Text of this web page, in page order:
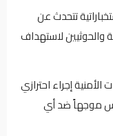
تتحدث عن
والحوثيين لاستهداف
إجراء احترازي
موجهاً ضد أي